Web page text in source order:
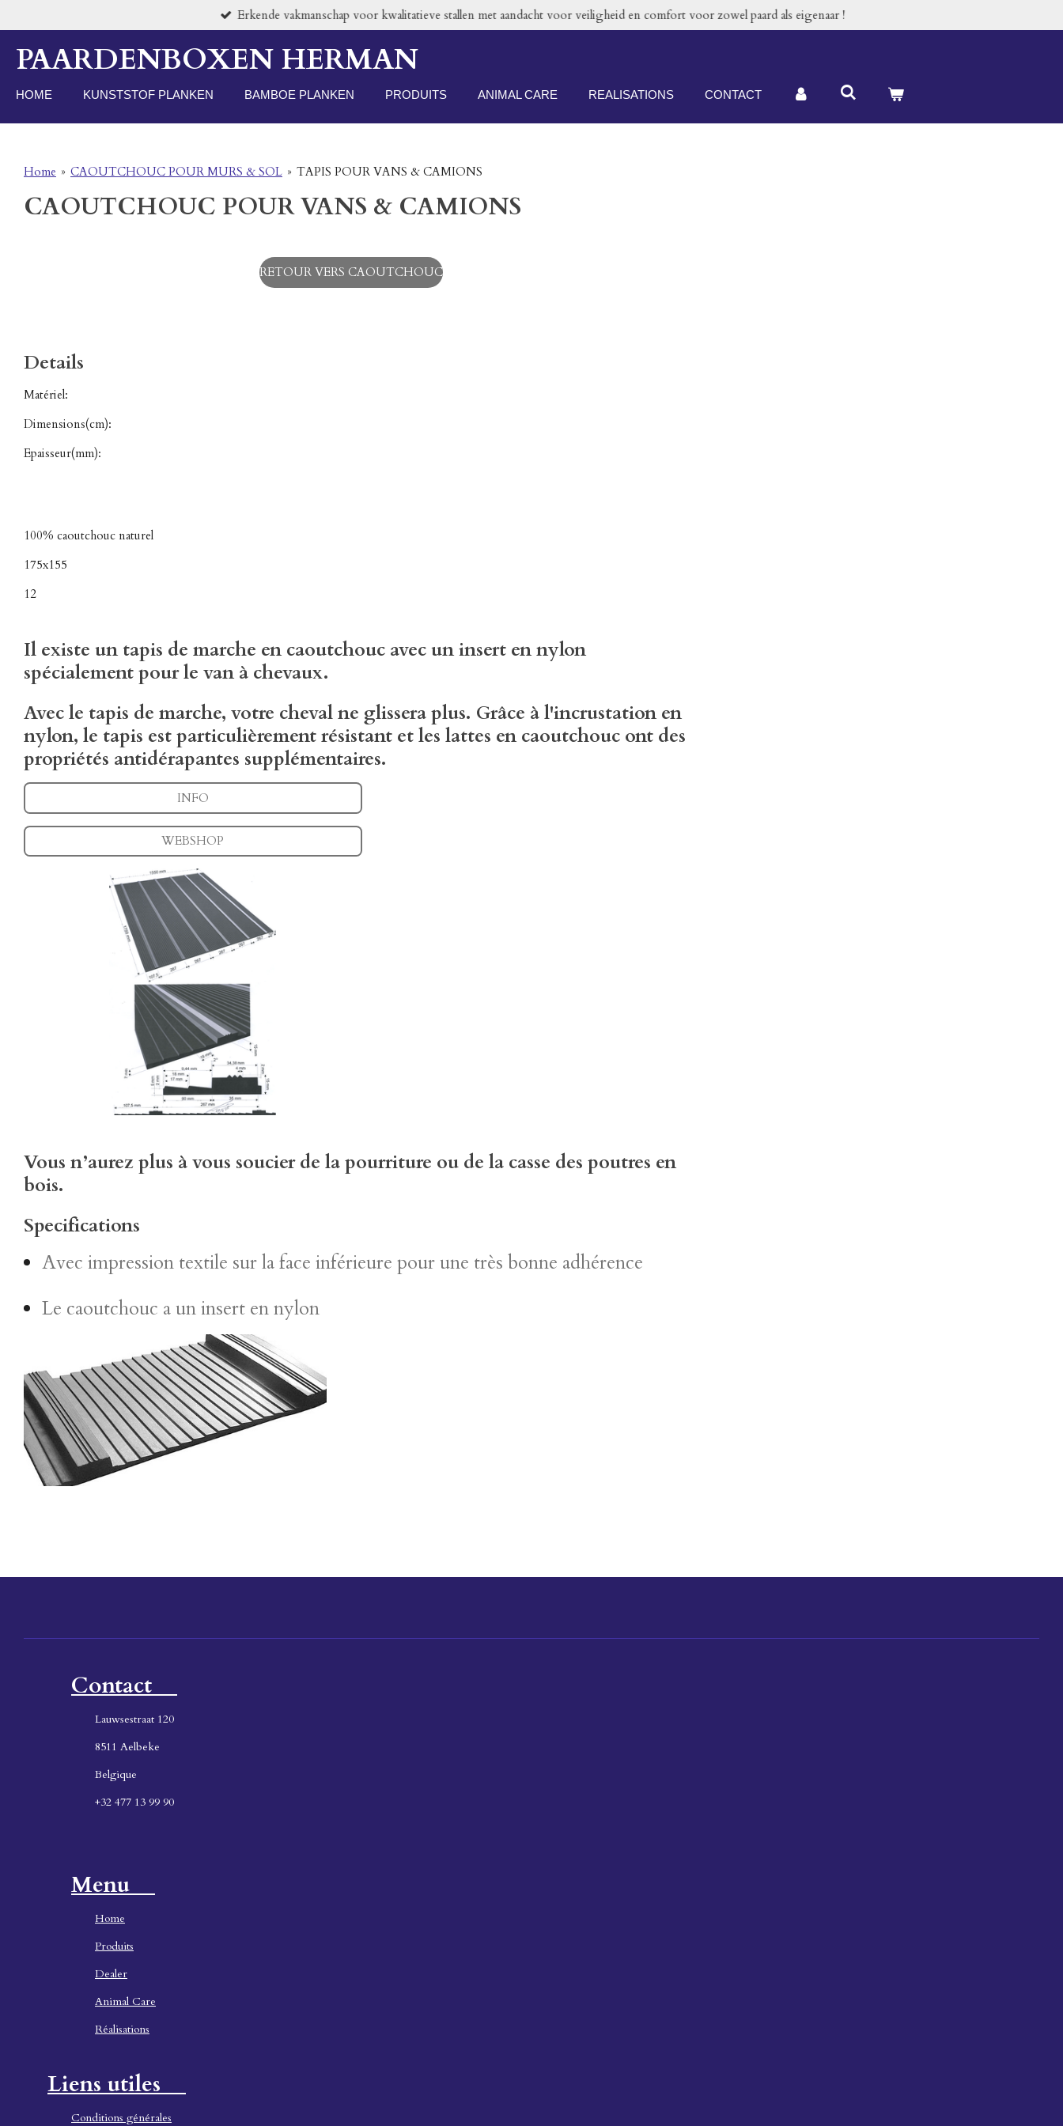
au
contenu
principal
Erkende vakmanschap voor kwalitatieve stallen met aandacht voor veiligheid en comfort voor zowel paard als eigenaar !
PAARDENBOXEN HERMAN
HOME KUNSTSTOF PLANKEN BAMBOE PLANKEN PRODUITS ANIMAL CARE REALISATIONS CONTACT
Home » CAOUTCHOUC POUR MURS & SOL » TAPIS POUR VANS & CAMIONS
CAOUTCHOUC POUR VANS & CAMIONS
RETOUR VERS CAOUTCHOUC
Details
Matériel:
Dimensions(cm):
Epaisseur(mm):
100% caoutchouc naturel
175x155
12
Il existe un tapis de marche en caoutchouc avec un insert en nylon
spécialement pour le van à chevaux.
Avec le tapis de marche, votre cheval ne glissera plus. Grâce à l'incrustation en
nylon, le tapis est particulièrement résistant et les lattes en caoutchouc ont des
propriétés antidérapantes supplémentaires.
INFO
WEBSHOP
Vous n’aurez plus à vous soucier de la pourriture ou de la casse des poutres en
bois.
Specifications
Avec impression textile sur la face inférieure pour une très bonne adhérence
Le caoutchouc a un insert en nylon
Contact
Lauwsestraat 120
8511 Aelbeke
Belgique
+32 477 13 99 90
Menu
Home
Produits
Dealer
Animal Care
Réalisations
Liens utiles
Conditions générales